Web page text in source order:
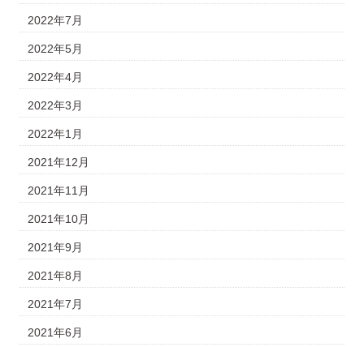
2022年7月
2022年5月
2022年4月
2022年3月
2022年1月
2021年12月
2021年11月
2021年10月
2021年9月
2021年8月
2021年7月
2021年6月